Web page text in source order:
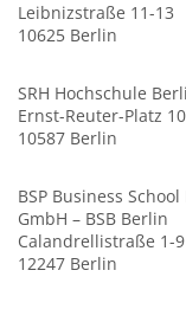
Leibnizstraße 11-13
10625 Berlin
SRH Hochschule
Ernst-Reuter-Platz 10
10587 Berlin
BSP Business
GmbH – BSB Berlin
Calandrellistraße 1-9
12247 Berlin